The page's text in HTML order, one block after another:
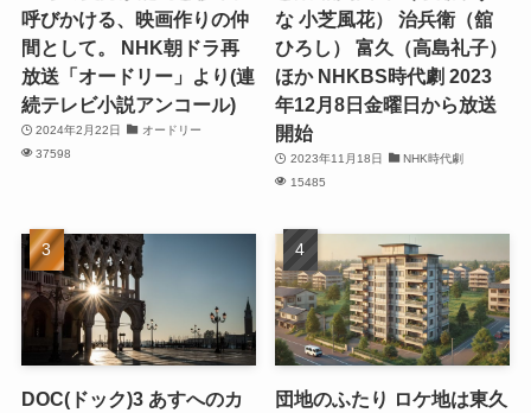
呼びかける、映画作りの仲
間として。 NHK朝ドラ再
放送「オードリー」より(連
続テレビ小説アンコール)
2024年2月22日
オードリー
37598
な 小芝風花） 治兵衛（舘
ひろし） 富久（高島礼子）
ほか NHKBS時代劇 2023
年12月8日金曜日から放送
開始
2023年11月18日
NHK時代劇
15485
DOC(ドック)3 あすへのカ
団地のふたり ロケ地は東久